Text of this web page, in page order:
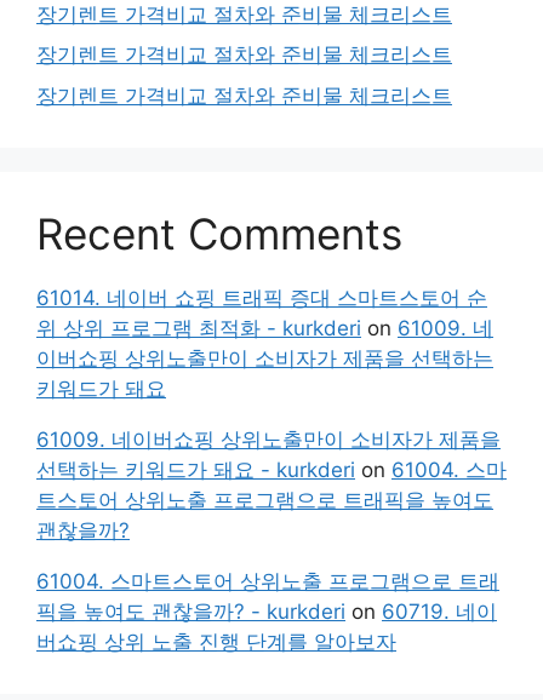
장기렌트 가격비교 절차와 준비물 체크리스트
장기렌트 가격비교 절차와 준비물 체크리스트
장기렌트 가격비교 절차와 준비물 체크리스트
Recent Comments
61014. 네이버 쇼핑 트래픽 증대 스마트스토어 순
위 상위 프로그램 최적화 - kurkderi on 61009. 네
이버쇼핑 상위노출만이 소비자가 제품을 선택하는
키워드가 돼요
61009. 네이버쇼핑 상위노출만이 소비자가 제품을
선택하는 키워드가 돼요 - kurkderi on 61004. 스마
트스토어 상위노출 프로그램으로 트래픽을 높여도
괜찮을까?
61004. 스마트스토어 상위노출 프로그램으로 트래
픽을 높여도 괜찮을까? - kurkderi on 60719. 네이
버쇼핑 상위 노출 진행 단계를 알아보자